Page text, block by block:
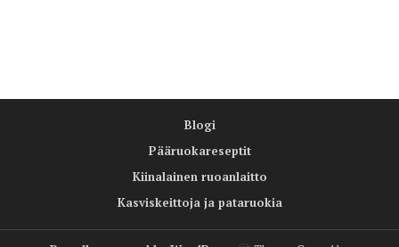
Blogi
Pääruokareseptit
Kiinalainen ruoanlaitto
Kasviskeittoja ja pataruokia